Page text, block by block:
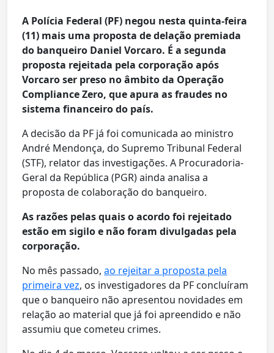
A Polícia Federal (PF) negou nesta quinta-feira
(11) mais uma proposta de delação premiada
do banqueiro Daniel Vorcaro. É a segunda
proposta rejeitada pela corporação após
Vorcaro ser preso no âmbito da Operação
Compliance Zero, que apura as fraudes no
sistema financeiro do país.
A decisão da PF já foi comunicada ao ministro
André Mendonça, do Supremo Tribunal Federal
(STF), relator das investigações. A Procuradoria-
Geral da República (PGR) ainda analisa a
proposta de colaboração do banqueiro.
As razões pelas quais o acordo foi rejeitado
estão em sigilo e não foram divulgadas pela
corporação.
No mês passado, ao rejeitar a proposta pela
primeira vez, os investigadores da PF concluíram
que o banqueiro não apresentou novidades em
relação ao material que já foi apreendido e não
assumiu que cometeu crimes.